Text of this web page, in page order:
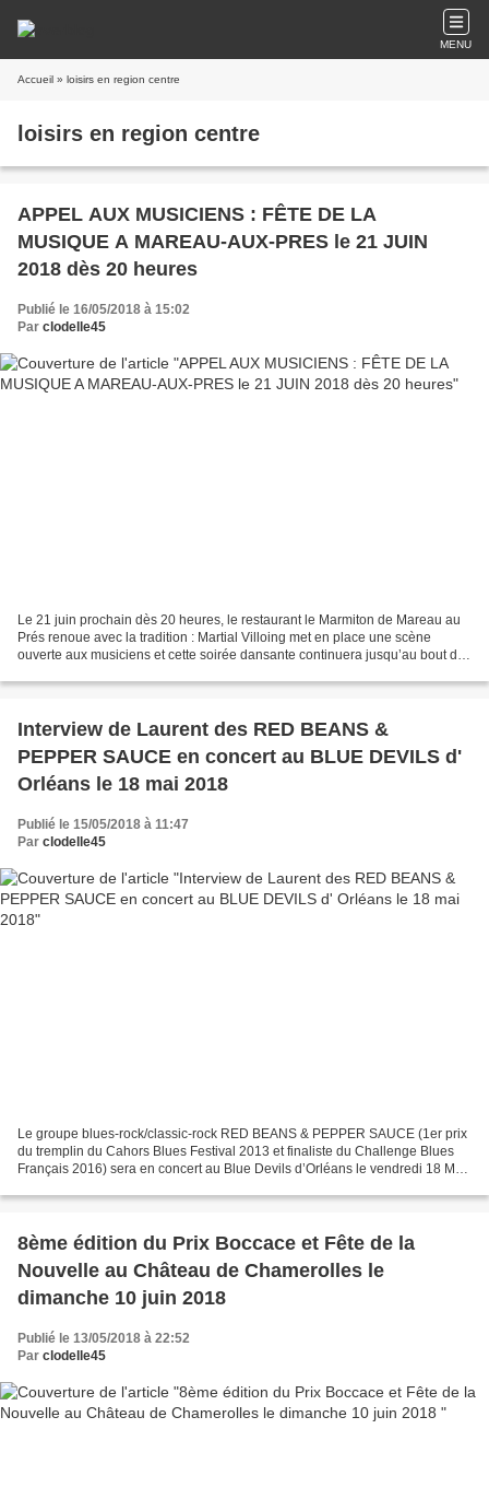
MENU
Accueil » loisirs en region centre
loisirs en region centre
APPEL AUX MUSICIENS : FÊTE DE LA
MUSIQUE A MAREAU-AUX-PRES le 21 JUIN
2018 dès 20 heures
Publié le 16/05/2018 à 15:02
Par clodelle45
Le 21 juin prochain dès 20 heures, le restaurant le Marmiton de Mareau au
Prés renoue avec la tradition : Martial Villoing met en place une scène
ouverte aux musiciens et cette soirée dansante continuera jusqu’au bout de
Interview de Laurent des RED BEANS &
PEPPER SAUCE en concert au BLUE DEVILS d'
Orléans le 18 mai 2018
Publié le 15/05/2018 à 11:47
Par clodelle45
Le groupe blues-rock/classic-rock RED BEANS & PEPPER SAUCE (1er prix
du tremplin du Cahors Blues Festival 2013 et finaliste du Challenge Blues
Français 2016) sera en concert au Blue Devils d’Orléans le vendredi 18 Mai
8ème édition du Prix Boccace et Fête de la
Nouvelle au Château de Chamerolles le
dimanche 10 juin 2018
Publié le 13/05/2018 à 22:52
Par clodelle45